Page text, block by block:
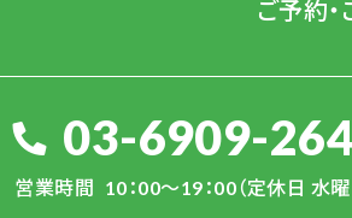
ご予約
03-6909-
営業時間 10：00～19：00（定休日 水曜